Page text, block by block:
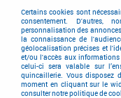
Vous recherchez du
Vous trouverez ici un
type de meule. Pour
Certains cookies sont
consentement. D'autres,
personnalisation des
la connaissance de
géolocalisation précises et
et/ou l'accès aux
celui-ci sera valable sur
quincaillerie. Vous disposez
moment en cliquant sur le
consulter notre politique de